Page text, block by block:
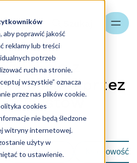
aby poprawić jakość
reklamy lub treści
potrzeb
ruch na stronie.
wszystkie” oznacza
przez nas plików cookie.
cookies
nie będą śledzone
witryny internetowej.
użyty w
to ustawienie.
się z
napisami przez
Kadry i Płace Księgowość